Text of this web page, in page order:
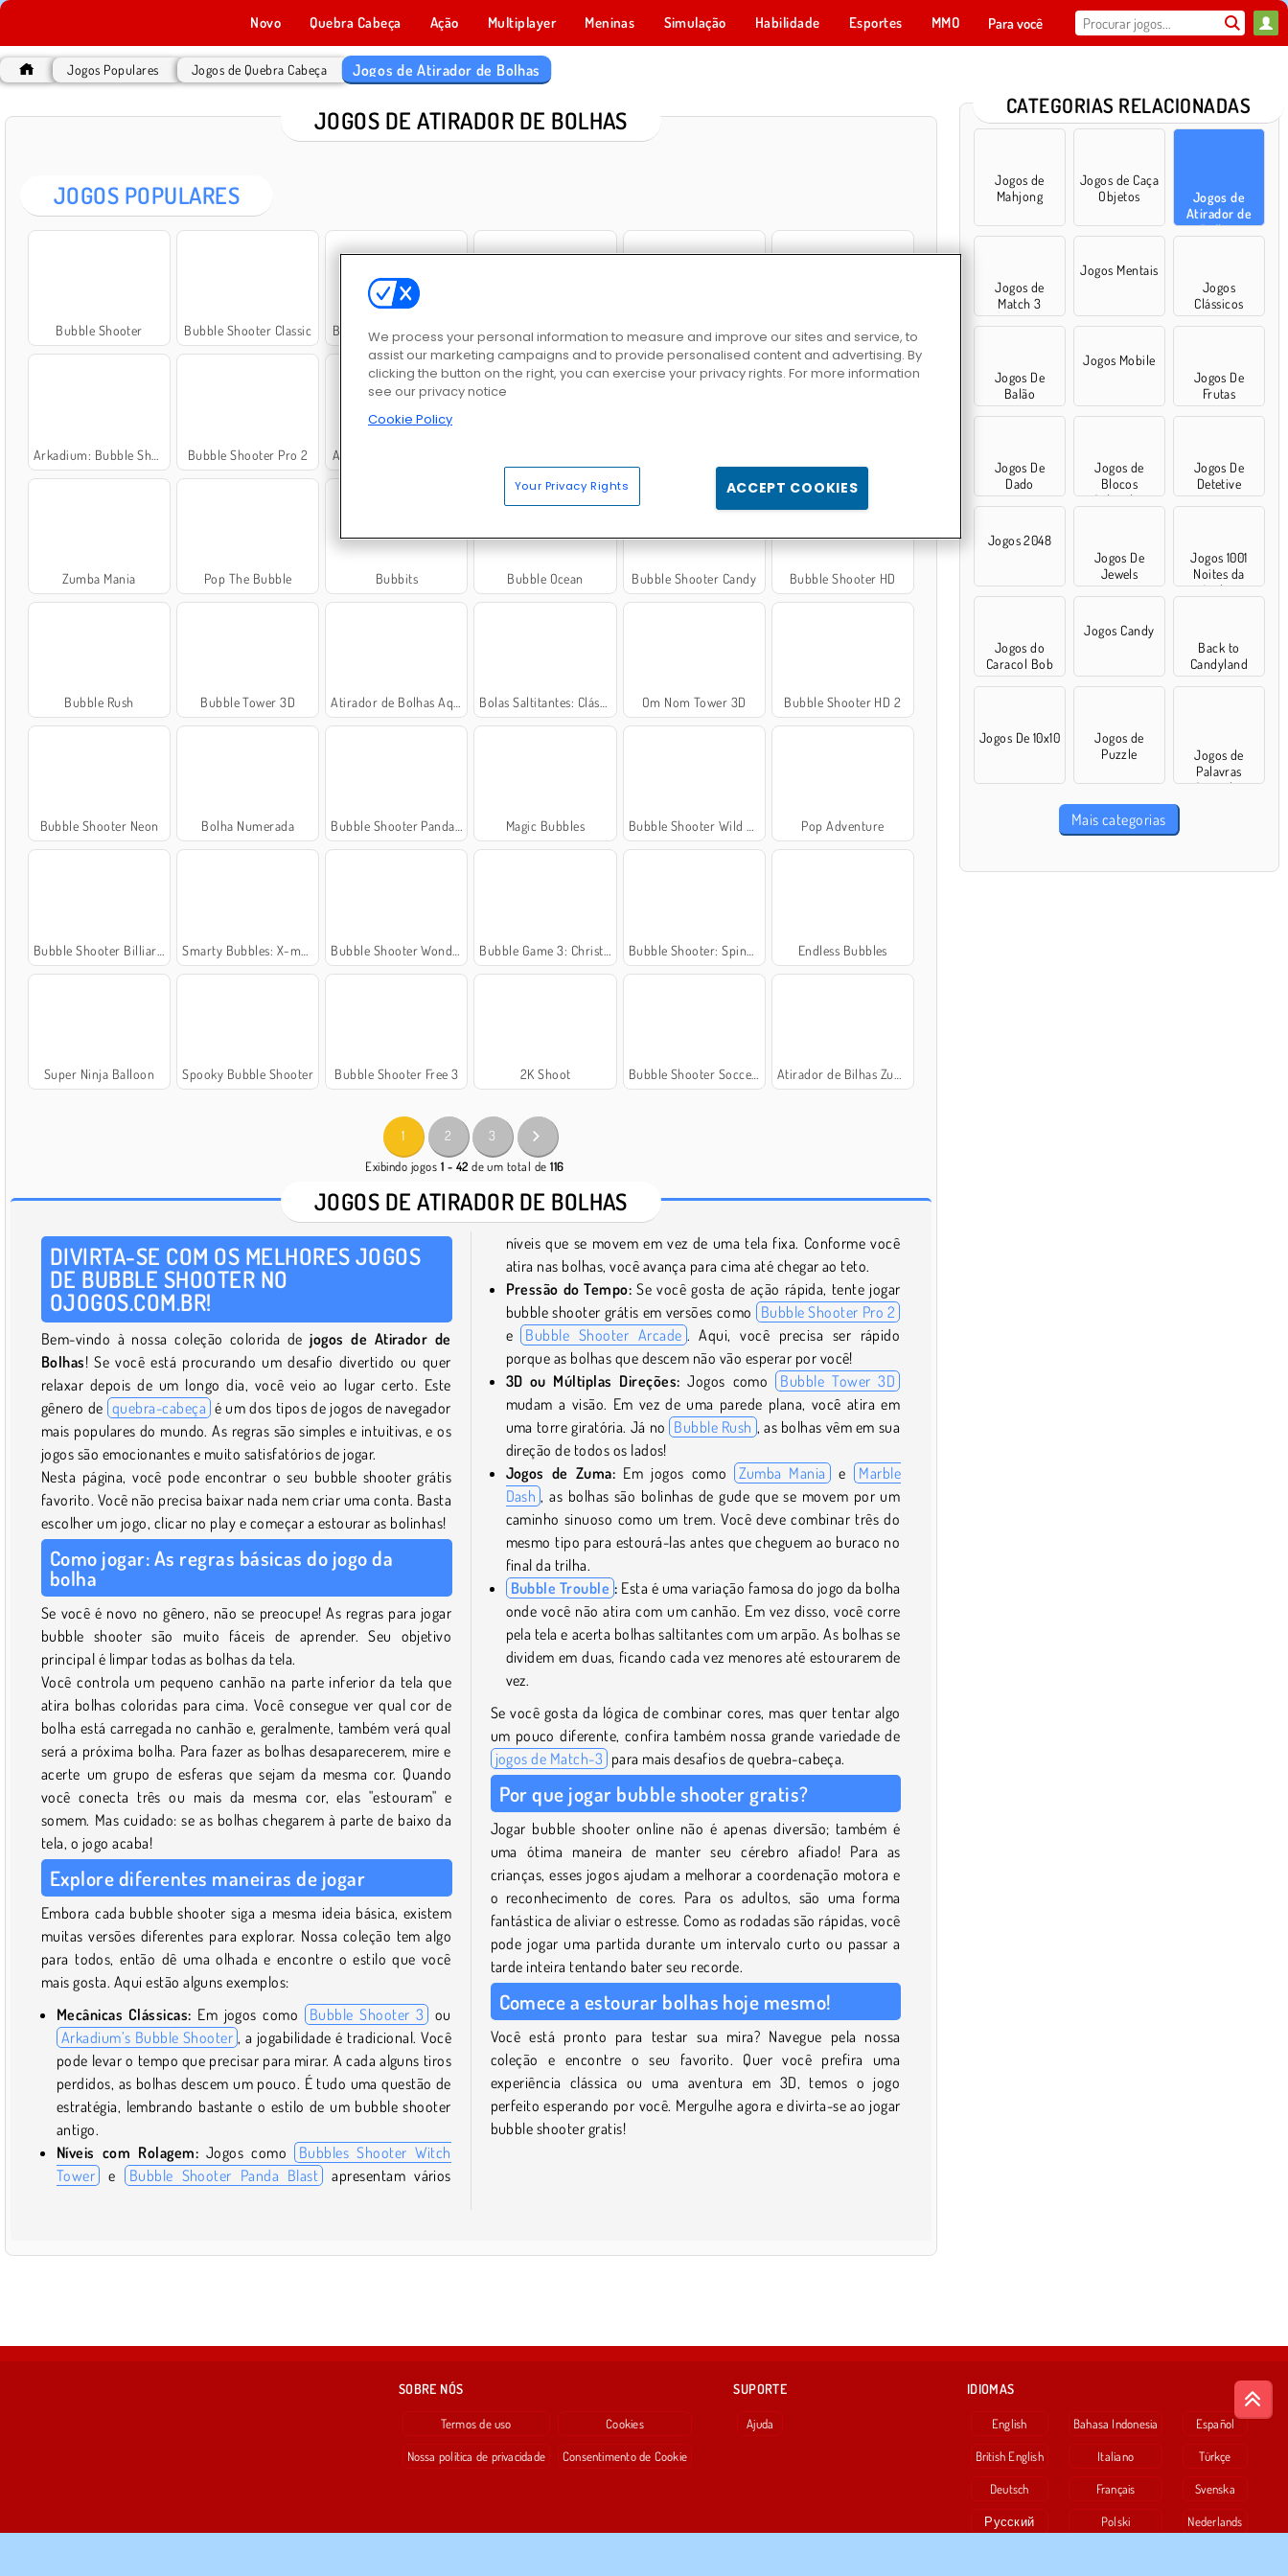
Novo Quebra Cabeça Ação Multiplayer Meninas Simulação Habilidade Esportes MMO Para você
Jogos Populares Jogos de Quebra Cabeça Jogos de Atirador de Bolhas
JOGOS DE ATIRADOR DE BOLHAS
JOGOS POPULARES
Bubble Shooter Bubble Shooter Classic Bubble Game 3: Deluxe Bubble Shooter World Cup Number Bubble Shooter Atirador de Bolhas Extremo
Arkadium: Bubble Shooter Bubble Shooter Pro 2 Atirador de Blolhas Pet
Zumba Mania Pop The Bubble Bubbits Bubble Ocean Bubble Shooter Candy Bubble Shooter HD
Bubble Rush Bubble Tower 3D Atirador de Bolhas Aqua Bolas Saltitantes: Clássico Om Nom Tower 3D Bubble Shooter HD 2
Bubble Shooter Neon Bolha Numerada Bubble Shooter Panda Blast Magic Bubbles Bubble Shooter Wild West Pop Adventure
Bubble Shooter Billiard Pool Smarty Bubbles: X-mas Edition Bubble Shooter Wonders of Egypt Bubble Game 3: Christmas Edition Bubble Shooter: Spinner Pop Endless Bubbles
Super Ninja Balloon Spooky Bubble Shooter Bubble Shooter Free 3 2K Shoot Bubble Shooter Soccer 2 Atirador de Bilhas Zuma
1 2 3
Exibindo jogos 1 - 42 de um total de116
JOGOS DE ATIRADOR DE BOLHAS
DIVIRTA-SE COM OS MELHORES JOGOS
DE BUBBLE SHOOTER NO
OJOGOS.COM.BR!
Bem-vindo à nossa coleção colorida dejogos de Atirador de
Bolhas! Se você está procurando um desafio divertido ou quer
relaxar depois de um longo dia, você veio ao lugar certo. Este
gênero de quebra-cabeça é um dos tipos de jogos de navegador
mais populares do mundo. As regras são simples e intuitivas, e os
jogos são emocionantes e muito satisfatórios de jogar.
Nesta página, você pode encontrar o seu bubble shooter grátis
favorito. Você não precisa baixar nada nem criar uma conta. Basta
escolher um jogo, clicar no play e começar a estourar as bolinhas!
Como jogar: As regras básicas do jogo da
bolha
Se você é novo no gênero, não se preocupe! As regras para jogar
bubble shooter são muito fáceis de aprender. Seu objetivo
principal é limpar todas as bolhas da tela.
Você controla um pequeno canhão na parte inferior da tela que
atira bolhas coloridas para cima. Você consegue ver qual cor de
bolha está carregada no canhão e, geralmente, também verá qual
será a próxima bolha. Para fazer as bolhas desaparecerem, mire e
acerte um grupo de esferas que sejam da mesma cor. Quando
você conecta três ou mais da mesma cor, elas "estouram" e
somem. Mas cuidado: se as bolhas chegarem à parte de baixo da
tela, o jogo acaba!
Explore diferentes maneiras de jogar
Embora cada bubble shooter siga a mesma ideia básica, existem
muitas versões diferentes para explorar. Nossa coleção tem algo
para todos, então dê uma olhada e encontre o estilo que você
mais gosta. Aqui estão alguns exemplos:
Mecânicas Clássicas: Em jogos como Bubble Shooter 3
ou
Arkadium’s Bubble Shooter , a jogabilidade é tradicional. Você
pode levar o tempo que precisar para mirar. A cada alguns tiros
perdidos, as bolhas descem um pouco. É tudo uma questão de
estratégia, lembrando bastante o estilo de um bubble shooter
antigo.
Níveis com Rolagem: Jogos como
Bubbles Shooter Witch
Tower
e Bubble Shooter Panda Blast apresentam vários
níveis que se movem em vez de uma tela fixa. Conforme você
atira nas bolhas, você avança para cima até chegar ao teto.
Pressão do Tempo:Se você gosta de ação rápida, tente jogar
bubble shooter grátis em versões como Bubble Shooter Pro 2
e Bubble Shooter Arcade . Aqui, você precisa ser rápido
porque as bolhas que descem não vão esperar por você!
3D ou Múltiplas Direções: Jogos como Bubble Tower 3D
mudam a visão. Em vez de uma parede plana, você atira em
uma torre giratória. Já no Bubble Rush , as bolhas vêm em sua
direção de todos os lados!
Jogos de Zuma: Em jogos como Zumba Mania e Marble
Dash , as bolhas são bolinhas de gude que se movem por um
caminho sinuoso como um trem. Você deve combinar três do
mesmo tipo para estourá-las antes que cheguem ao buraco no
final da trilha.
Bubble Trouble : Esta é uma variação famosa do jogo da bolha
onde você não atira com um canhão. Em vez disso, você corre
pela tela e acerta bolhas saltitantes com um arpão. As bolhas se
dividem em duas, ficando cada vez menores até estourarem de
vez.
Se você gosta da lógica de combinar cores, mas quer tentar algo
um pouco diferente, confira também nossa grande variedade de
jogos de Match-3 para mais desafios de quebra-cabeça.
Por que jogar bubble shooter gratis?
Jogar bubble shooter online não é apenas diversão; também é
uma ótima maneira de manter seu cérebro afiado! Para as
crianças, esses jogos ajudam a melhorar a coordenação motora e
o reconhecimento de cores. Para os adultos, são uma forma
fantástica de aliviar o estresse. Como as rodadas são rápidas, você
pode jogar uma partida durante um intervalo curto ou passar a
tarde inteira tentando bater seu recorde.
Comece a estourar bolhas hoje mesmo!
Você está pronto para testar sua mira? Navegue pela nossa
coleção e encontre o seu favorito. Quer você prefira uma
experiência clássica ou uma aventura em 3D, temos o jogo
perfeito esperando por você. Mergulhe agora e divirta-se ao jogar
bubble shooter gratis!
CATEGORIAS RELACIONADAS
Jogos de
Mahjong
Jogos de Caça
Objetos
Jogos de
Atirador de
Bolhas
Jogos de
Match 3
Jogos Mentais
Jogos
Clássicos
Jogos De
Balão
Jogos Mobile
Jogos De
Frutas
Jogos De
Dado
Jogos de
Blocos
Coloridos
Jogos De
Detetive
Jogos 2048
Jogos De
Jewels
Jogos 1001
Noites da
Arábia
Jogos do
Caracol Bob
Jogos Candy
Back to
Candyland
Jogos De 10x10
Jogos de
Puzzle
Jogos de
Palavras
Cruzadas
Mais categorias
SOBRE NÓS
Termos de uso
Nossa política de privacidade
Cookies
Consentimento de Cookie
SUPORTE
Ajuda
IDIOMAS
English
British English
Deutsch
Русский
Bahasa Indonesia
Italiano
Français
Polski
Español
Türkçe
Svenska
Nederlands
We process your personal information to measure and improve our sites and service, to
assist our marketing campaigns and to provide personalised content and advertising. By
clicking the button on the right, you can exercise your privacy rights. For more information
see our privacy notice
Cookie Policy
Your Privacy Rights ACCEPT COOKIES